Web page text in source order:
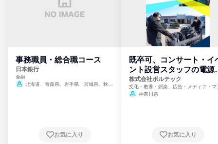
事務職員・総合職コース
日本銀行
金融
北海道、青森県、岩手県、宮城県、秋田
崎県、熊本県、大分県、宮崎県、鹿児島県、
お気に入り
既卒可、コンサート・イ
ント設営スタッフの電源
門
株式会社ボルテック
文化・教養・娯楽、広告・メディア・マ
ミ、電力・ガス・水道・エネルギー
神奈川県
お気に入り